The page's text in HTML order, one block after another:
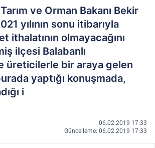
ve Orman Bakanı Bekir
yılının sonu itibarıyla
ithalatının olmayacağını
ilçesi Balabanlı
üreticilerle bir araya gelen
yaptığı konuşmada,
i
06.02.2019 17:33
Güncelleme: 06.02.2019 17:33